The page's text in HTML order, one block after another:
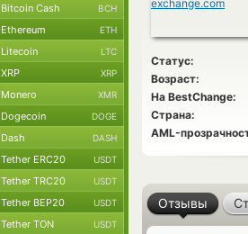
Статус:
Возраст:
На BestChange:
Страна:
AML-
Отзывы
Bitcoin Cash BCH
Ethereum ETH
Litecoin LTC
XRP XRP
Monero XMR
Dogecoin DOGE
Dash DASH
Tether ERC20 USDT
Tether TRC20 USDT
Tether BEP20 USDT
Tether TON USDT